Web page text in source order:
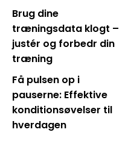
Brug dine
træningsdata klogt –
justér og forbedr din
træning
Få pulsen op i
pauserne: Effektive
konditionsøvelser til
hverdagen